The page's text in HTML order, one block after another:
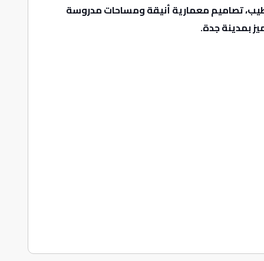
تصاميم معمارية أنيقة ومساحات مدروسة
بمدينة جدة.